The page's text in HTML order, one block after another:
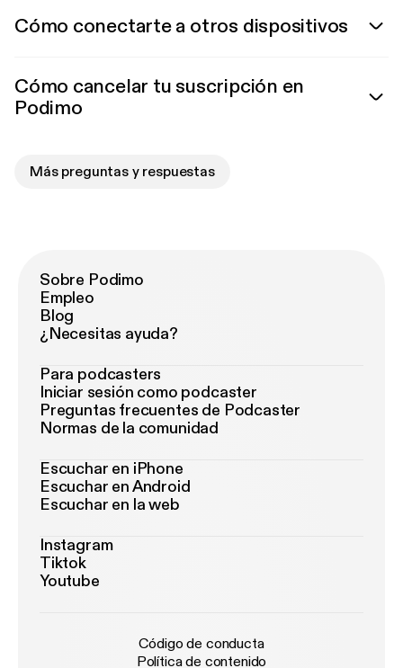
Cómo conectarte a otros dispositivos
Cómo cancelar tu suscripción en
Podimo
Más preguntas y respuestas
Sobre Podimo
Empleo
Blog
¿Necesitas ayuda?
Para podcasters
Iniciar sesión como podcaster
Preguntas frecuentes de Podcaster
Normas de la comunidad
Escuchar en iPhone
Escuchar en Android
Escuchar en la web
Instagram
Tiktok
Youtube
Código de conducta
Política de contenido